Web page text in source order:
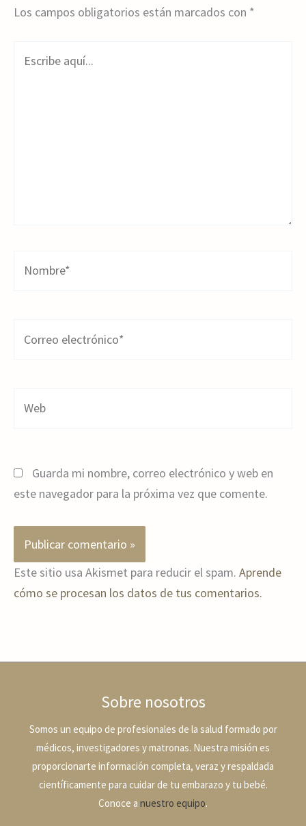
Los campos obligatorios están marcados con *
electrónico*
Guarda mi nombre, correo electrónico y web en
este navegador para la próxima vez que comente.
Este sitio usa Akismet para reducir el spam. Aprende
cómo se procesan los datos de tus comentarios.
Sobre nosotros
Somos un equipo de profesionales de la salud formado por
médicos, investigadores y matronas. Nuestra misión es
proporcionarte información completa, veraz y respaldada
científicamente para cuidar de tu embarazo y tu bebé.
Conoce a nuestro equipo.